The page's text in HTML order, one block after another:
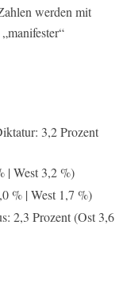
werden mit
3,2 Prozent
| West 3,2 %)
% | West 1,7 %)
2,3 Prozent (Ost 3,6